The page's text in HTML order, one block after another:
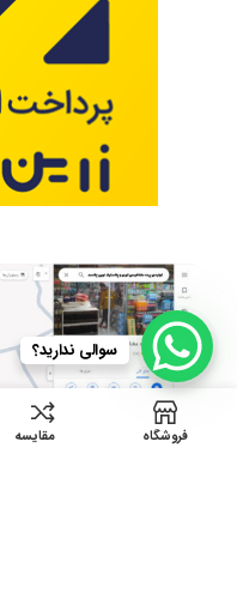
سوالی ندارید؟
فروشگاه مقایسه